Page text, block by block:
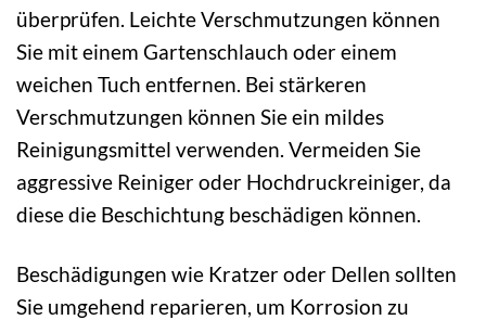
überprüfen. Leichte Verschmutzungen können
Sie mit einem Gartenschlauch oder einem
weichen Tuch entfernen. Bei stärkeren
Verschmutzungen können Sie ein mildes
Reinigungsmittel verwenden. Vermeiden Sie
aggressive Reiniger oder Hochdruckreiniger, da
diese die Beschichtung beschädigen können.
Beschädigungen wie Kratzer oder Dellen sollten
Sie umgehend reparieren, um Korrosion zu